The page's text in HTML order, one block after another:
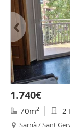
1.740€
70m2 2
Sarrià / Sant